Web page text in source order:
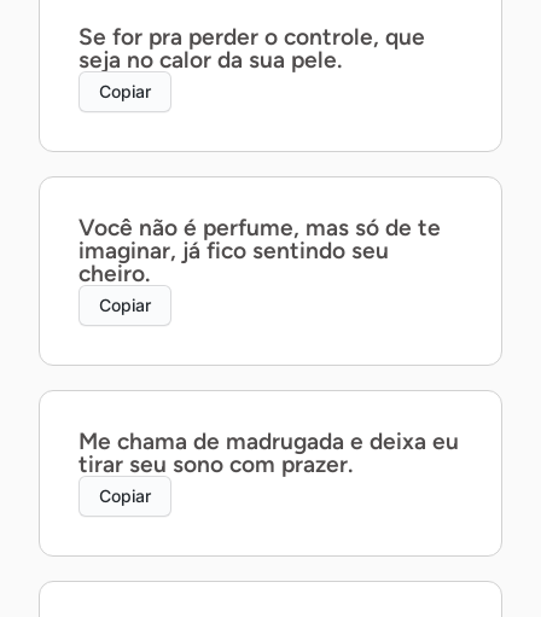
Se for pra perder o controle, que
seja no calor da sua pele.
Copiar
Você não é perfume, mas só de te
imaginar, já fico sentindo seu
cheiro.
Copiar
Me chama de madrugada e deixa eu
tirar seu sono com prazer.
Copiar